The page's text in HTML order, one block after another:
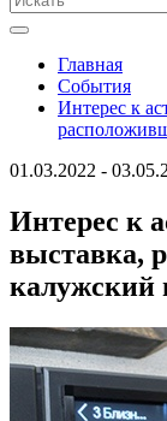
Главная
События
Интерес к
01.03.2022 -
Интерес к
выставка,
калужский